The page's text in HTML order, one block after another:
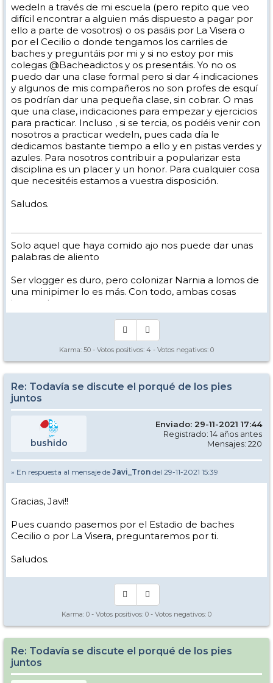
wedeln a través de mi escuela (pero repito que veo
difícil encontrar a alguien más dispuesto a pagar por
ello a parte de vosotros) o os pasáis por La Visera o
por el Cecilio o donde tengamos los carriles de
baches y preguntáis por mi y si no estoy por mis
colegas @Bacheadictos y os presentáis. Yo no os
puedo dar una clase formal pero si dar 4 indicaciones
y algunos de mis compañeros no son profes de esquí
os podrían dar una pequeña clase, sin cobrar. O mas
que una clase, indicaciones para empezar y ejercicios
para practicar. Incluso , si se tercia, os podéis venir con
nosotros a practicar wedeln, pues cada día le
dedicamos bastante tiempo a ello y en pistas verdes y
azules. Para nosotros contribuir a popularizar esta
disciplina es un placer y un honor. Para cualquier cosa
que necesitéis estamos a vuestra disposición.
Saludos.
Solo aquel que haya comido ajo nos puede dar unas
palabras de aliento
Ser vlogger es duro, pero colonizar Narnia a lomos de
una minipimer lo es más. Con todo, ambas cosas
intento hacer.
Yo hago esquí extremo : voy de extremo a extremo
Los caminos del esquí son inescrotables ...
Karma: 50 - Votos positivos: 4 - Votos negativos: 0
Re: Todavía se discute el porqué de los pies
juntos
bushido
Enviado: 29-11-2021 17:44
Registrado: 14 años antes
Mensajes: 220
» En respuesta al mensaje de Javi_Tron del 29-11-2021 15:39
Gracias, Javi!!
Pues cuando pasemos por el Estadio de baches
Cecilio o por La Visera, preguntaremos por ti.
Saludos.
Karma: 0 - Votos positivos: 0 - Votos negativos: 0
Re: Todavía se discute el porqué de los pies
juntos